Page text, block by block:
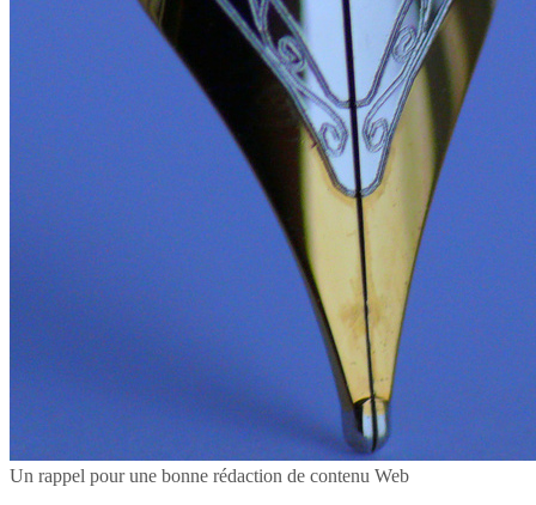
Un rappel pour une bonne rédaction de contenu Web